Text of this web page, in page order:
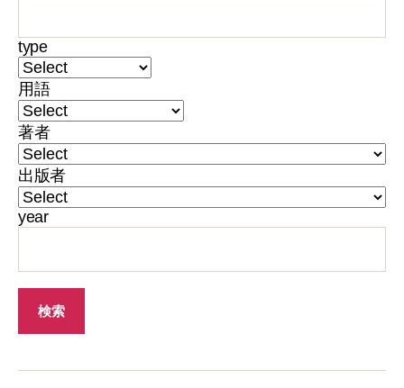
type
用語
著者
出版者
year